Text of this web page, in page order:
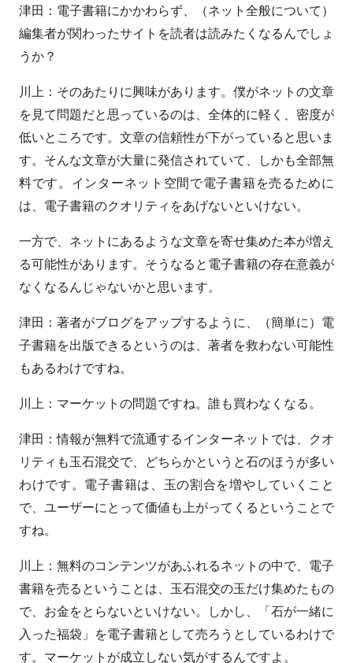
津田：電子書籍にかかわらず、（ネット全般について）
編集者が関わったサイトを読者は読みたくなるんでしょ
うか？
川上：そのあたりに興味があります。僕がネットの文章
を見て問題だと思っているのは、全体的に軽く、密度が
低いところです。文章の信頼性が下がっていると思いま
す。そんな文章が大量に発信されていて、しかも全部無
料です。インターネット空間で電子書籍を売るために
は、電子書籍のクオリティをあげないといけない。
一方で、ネットにあるような文章を寄せ集めた本が増え
る可能性があります。そうなると電子書籍の存在意義が
なくなるんじゃないかと思います。
津田：著者がブログをアップするように、（簡単に）電
子書籍を出版できるというのは、著者を救わない可能性
もあるわけですね。
川上：マーケットの問題ですね。誰も買わなくなる。
津田：情報が無料で流通するインターネットでは、クオ
リティも玉石混交で、どちらかというと石のほうが多い
わけです。電子書籍は、玉の割合を増やしていくこと
で、ユーザーにとって価値も上がってくるということで
すね。
川上：無料のコンテンツがあふれるネットの中で、電子
書籍を売るということは、玉石混交の玉だけ集めたもの
で、お金をとらないといけない。しかし、「石が一緒に
入った福袋」を電子書籍として売ろうとしているわけで
す。マーケットが成立しない気がするんですよ。